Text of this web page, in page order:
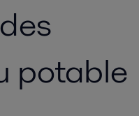
potable